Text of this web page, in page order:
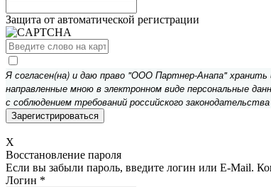
Защита от автоматической регистрации
Я согласен(на) и даю право "ООО Партнер-Анапа"
направленные мною в электронном виде персональные
с соблюдением требований российского
X
Восстановление пароля
Если вы забыли пароль, введите логин или E-Mail.
Логин *